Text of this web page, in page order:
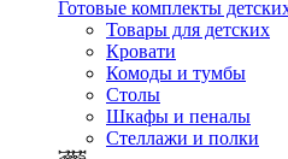
Готовые комплекты
Товары для детских
Кровати
Комоды и тумбы
Столы
Шкафы и пеналы
Стеллажи и полки